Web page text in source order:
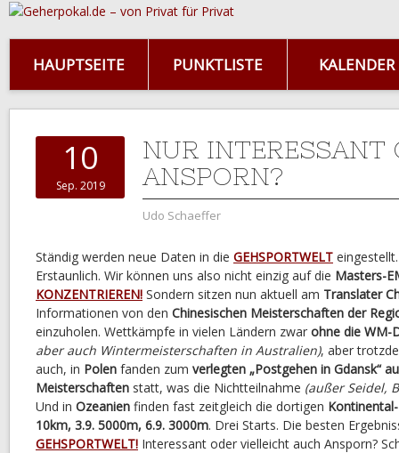
HAUPTSEITE PUNKTLISTE KALENDER
10
Sep. 2019
NUR INTERESSANT
ANSPORN?
Udo Schaeffer
Ständig werden neue Daten in die GEHSPORTWELT
Erstaunlich. Wir können uns also nicht einzig auf die Masters-
KONZENTRIEREN! Sondern sitzen nun aktuell am Translater
Informationen von den Chinesischen Meisterschaften der
einzuholen. Wettkämpfe in vielen Ländern zwar ohne die WM-
aber auch Wintermeisterschaften in Australien), aber
auch, in Polen fanden zum verlegten „Postgehen in Gdansk“
Meisterschaften statt, was die Nichtteilnahme (außer Seidel,
Und in Ozeanien finden fast zeitgleich die dortigen
10km, 3.9. 5000m, 6.9. 3000m. Drei Starts. Die besten
GEHSPORTWELT! Interessant oder vielleicht auch Ansporn?